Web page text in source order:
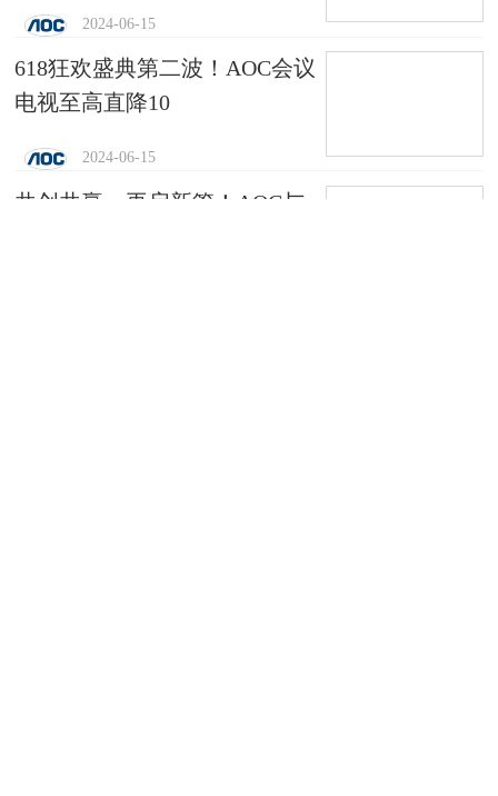
2024-06-15
618狂欢盛典第二波！AOC会议
电视至高直降10
2024-06-15
共创共赢，再启新篇！AOC与